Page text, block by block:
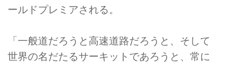
ールドプレミアされる。
「一般道だろうと高速道路だろうと、そして
世界の名だたるサーキットであろうと、常に